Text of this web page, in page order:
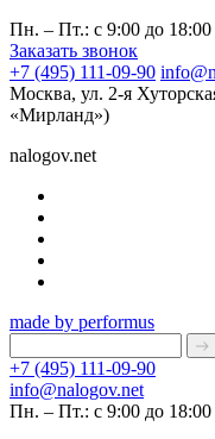
Пн. – Пт.: с 9:00 до 18:00
Заказать звонок
+7 (495) 111-09-90
Москва, ул. 2-я
«Мирланд»)
nalogov.net
made by performus
+7 (495) 111-09-90
info@nalogov.net
Пн. – Пт.: с 9:00 до 18:00